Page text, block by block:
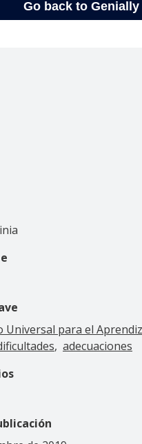
Universal para el
adecuaciones